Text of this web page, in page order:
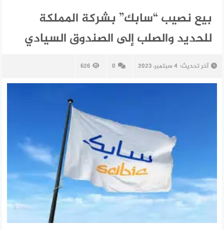
بيع نصيب “سابك” بشركة المملكة
للحديد والصلب إلى الصندوق السيادي
آخر تحديث: 4 سبتمبر، 2023 0
626